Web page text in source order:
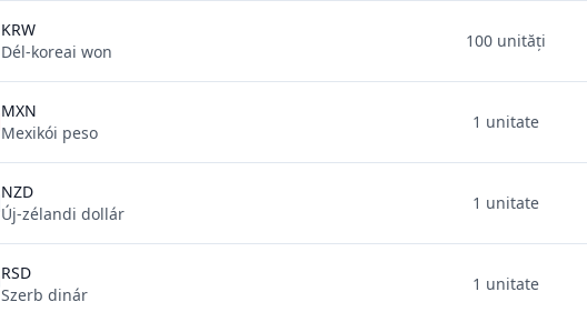
KRW
Dél-koreai won
100 unități
MXN
Mexikói peso
1 unitate
NZD
Új-zélandi dollár
1 unitate
RSD
Szerb dinár
1 unitate